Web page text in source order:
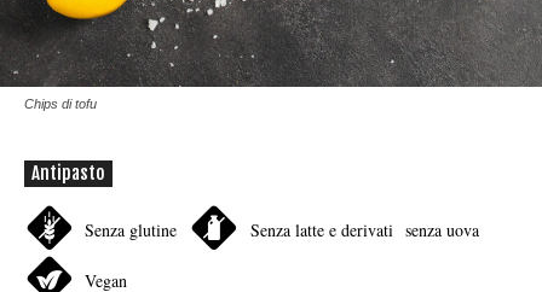
Chips di tofu
Antipasto
Senza glutine Senza latte e derivati senza uova
Vegan